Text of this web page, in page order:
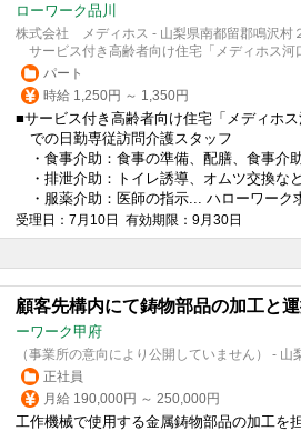
ローワーク品川
株式会社 メディホス - 山梨県南都留郡鳴沢村
サービス付き高齢者向け住宅「メディホス河
パート
時給 1,250円 ～ 1,350円
■サービス付き高齢者向け住宅「メディホス
での日勤専従訪問介護スタッフ
・食事介助：食事の準備、配膳、食事介
・排泄介助：トイレ誘導、オムツ交換な
・服薬介助：医師の指示... ハローワーク
受理日：7月10日 有効期限：9月30日
顧客先構内にて鋳物部品の加工と
ーワーク甲府
（事業所の意向により公開していません） - 山
正社員
月給 190,000円 ～ 250,000円
工作機械で使用する金属鋳物部品の加工を